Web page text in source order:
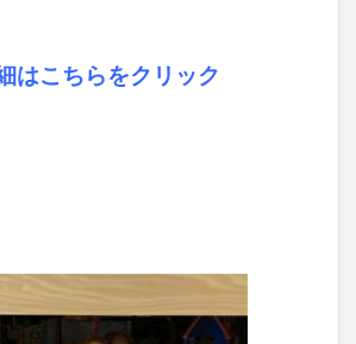
はこちらをクリック